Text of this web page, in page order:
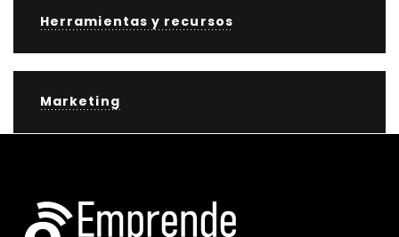
Herramientas y recursos
Marketing